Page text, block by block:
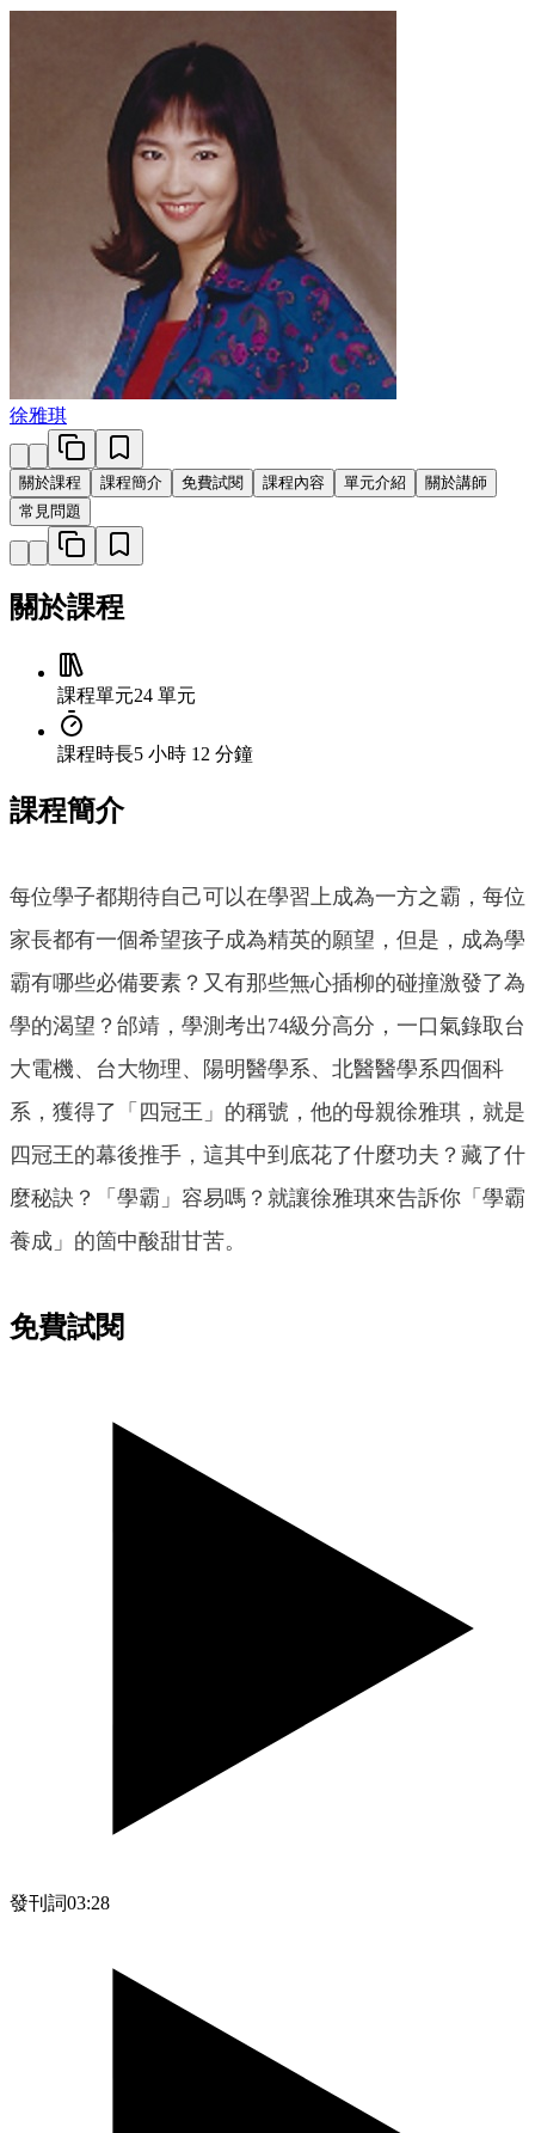
徐雅琪
關於課程 課程簡介 免費試閱 課程內容 單元介紹
關於講師
常見問題
關於課程
課程單元24 單元
課程時長5 小時 12 分鐘
課程簡介
每位學子都期待自己可以在學習上成為一方之霸，每位
家長都有一個希望孩子成為精英的願望，但是，成為學
霸有哪些必備要素？又有那些無心插柳的碰撞激發了為
學的渴望？邰靖，學測考出74級分高分，一口氣錄取台
大電機、台大物理、陽明醫學系、北醫醫學系四個科
系，獲得了「四冠王」的稱號，他的母親徐雅琪，就是
四冠王的幕後推手，這其中到底花了什麼功夫？藏了什
麼秘訣？「學霸」容易嗎？就讓徐雅琪來告訴你「學霸
養成」的箇中酸甜甘苦。
免費試閱
發刊詞03:28